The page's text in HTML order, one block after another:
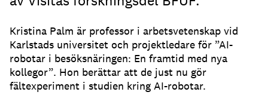
Kristina Palm är professor i arbetsvetenskap vid
Karlstads universitet och projektledare för ”AI-
robotar i besöksnäringen: En framtid med nya
kollegor”. Hon berättar att de just nu gör
fältexperiment i studien kring AI-robotar.